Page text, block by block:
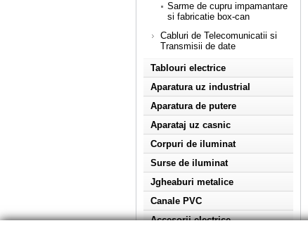
Sarme de cupru impamantare
si fabricatie box-can
Cabluri de Telecomunicatii si
Transmisii de date
Tablouri electrice
Aparatura uz industrial
Aparatura de putere
Aparataj uz casnic
Corpuri de iluminat
Surse de iluminat
Jgheaburi metalice
Canale PVC
Accesorii electrice